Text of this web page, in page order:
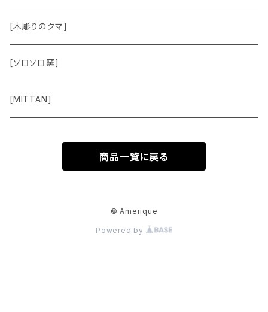
Cut＆Sewn
Vest
Pants
[木彫りのクマ]
[ソロソロ窯]
[MITTAN]
商品一覧に戻る
© Amerique
Powered by